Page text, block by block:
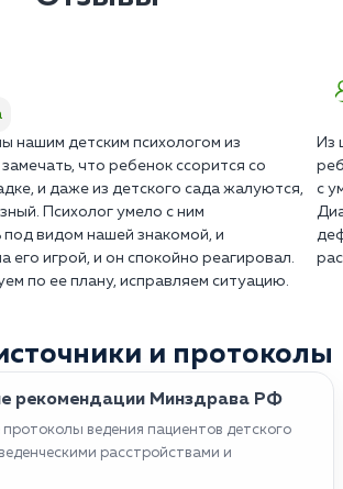
нашим детским психологом из
что ребенок ссорится со
и даже из детского сада жалуются,
Психолог умело с ним
под видом нашей знакомой, и
его игрой, и он спокойно реагировал.
по ее плану, исправляем ситуацию.
Из
с
и протоколы
рекомендации Минздрава РФ
ведения пациентов детского
расстройствами и